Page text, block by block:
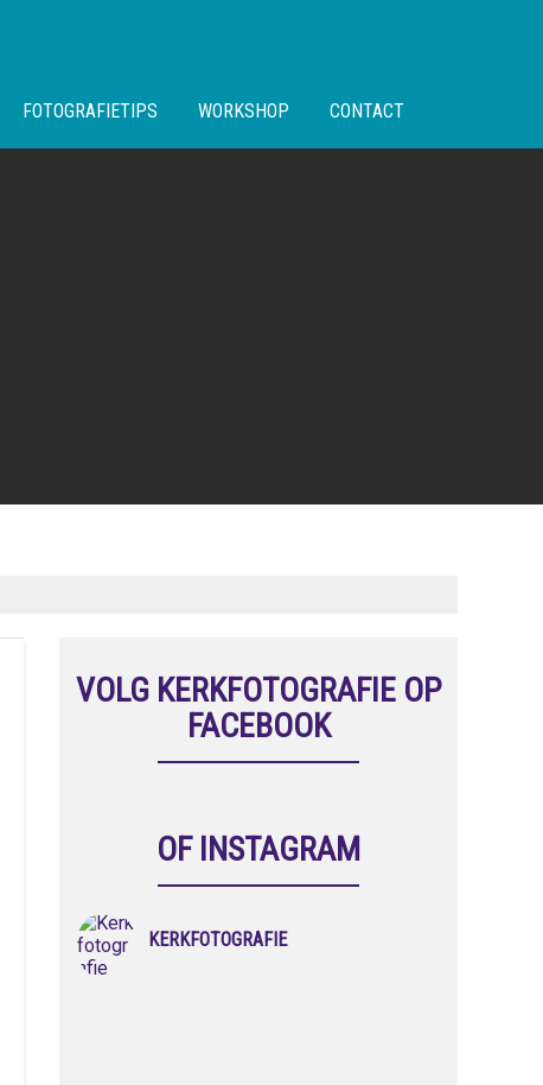
FOTOGRAFIETIPS WORKSHOP CONTACT
VOLG KERKFOTOGRAFIE OP
FACEBOOK
OF INSTAGRAM
KERKFOTOGRAFIE